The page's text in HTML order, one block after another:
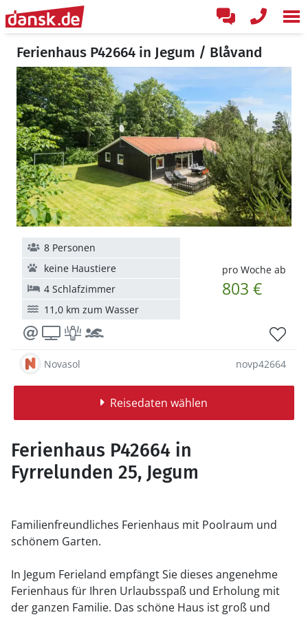
Ferienhaus P42664 in Jegum / Blåvand
pro Woche ab
803 €
8 Personen
keine Haustiere
4 Schlafzimmer
11,0 km zum Wasser
Novasol novp42664
Reisedaten wählen
Ferienhaus P42664 in
Fyrrelunden 25, Jegum
Familienfreundliches Ferienhaus mit Poolraum und
schönem Garten.
In Jegum Ferieland empfängt Sie dieses angenehme
Ferienhaus für Ihren Urlaubsspaß und Erholung mit
der ganzen Familie. Das schöne Haus ist groß und